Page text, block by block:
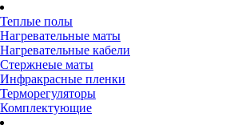
Теплые полы
Нагревательные маты
Нагревательные кабели
Стержнеые маты
Инфракрасные пленки
Терморегуляторы
Комплектующие